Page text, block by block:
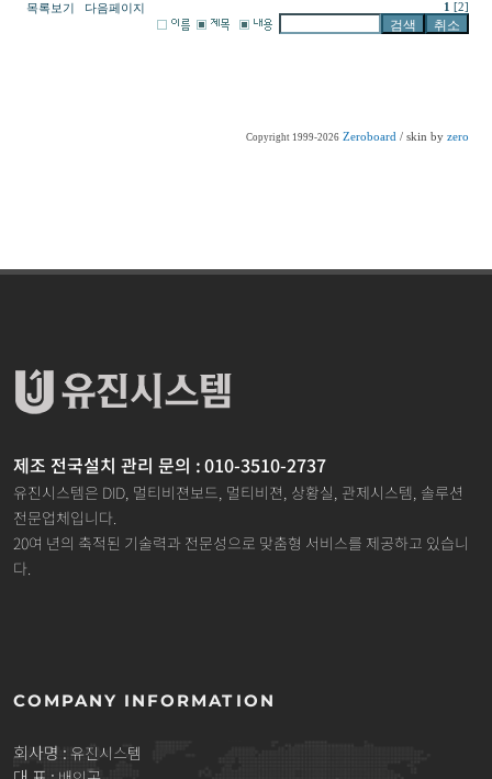
목록보기 다음페이지 1 [2]
Copyright 1999-2026 Zeroboard / skin by zero
제조 전국설치 관리 문의 : 010-3510-2737
유진시스템은 DID, 멀티비젼보드, 멀티비젼, 상황실, 관제시스템, 솔루션
전문업체입니다.
20여 년의 축적된 기술력과 전문성으로 맞춤형 서비스를 제공하고 있습니
다.
COMPANY INFORMATION
회사명 : 유진시스템